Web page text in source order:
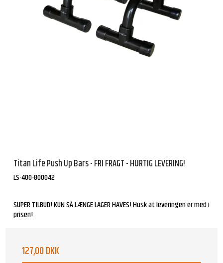
Titan Life Push Up Bars - FRI FRAGT - HURTIG LEVERING!
LS-400-800042
SUPER TILBUD! KUN SÅ LÆNGE LAGER HAVES! Husk at leveringen er med i
prisen!
127,00 DKK